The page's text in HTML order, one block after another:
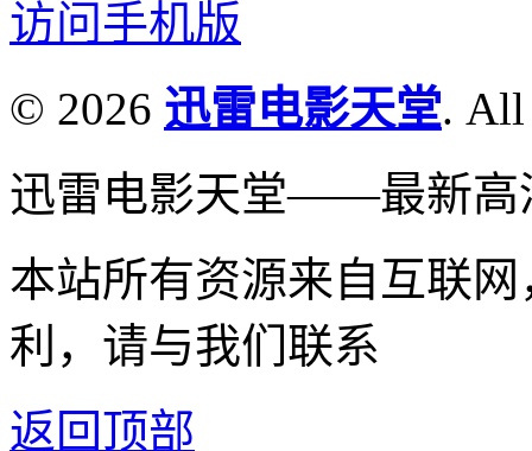
访问手机版
© 2026 迅雷电影天堂. All
迅雷电影天堂——最新高
本站所有资源来自互联
利，请与我们联系
返回顶部